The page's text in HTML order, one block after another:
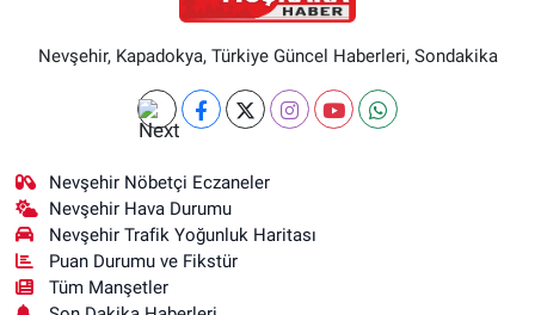
Nevşehir, Kapadokya, Türkiye Güncel Haberleri, Sondakika
Nevşehir Nöbetçi Eczaneler
Nevşehir Hava Durumu
Nevşehir Trafik Yoğunluk Haritası
Puan Durumu ve Fikstür
Tüm Manşetler